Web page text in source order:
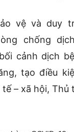
vệ và duy
chống dịch
cảnh dịch
tạo điều
– xã hội, Thủ